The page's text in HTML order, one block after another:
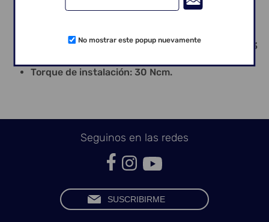
hexagonal n°7 – 1,17 mm;
Llave para la instalación: Llave Cuadrada n°4 – 1,3
Torque de instalación: 30 Ncm.
Seguinos en las redes
No mostrar este popup nuevamente